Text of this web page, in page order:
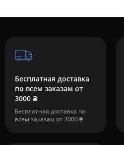
Бесплатная доставка
по всем заказам от
3000 ₴
Бесплатная доставка по
всем заказам от 3000 ₴